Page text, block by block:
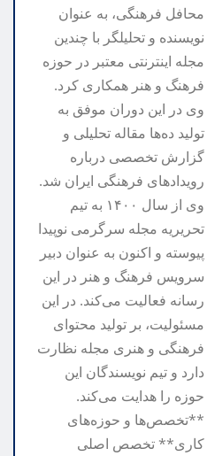
محافل فرهنگی، به عنوان
نویسنده و تحلیلگر با چندین
مجله اینترنتی معتبر در حوزه
فرهنگ و هنر همکاری کرد.
وی در این دوران موفق به
تولید ده‌ها مقاله تحلیلی و
گزارش تخصصی درباره
رویدادهای فرهنگی ایران شد.
وی از سال ۱۴۰۰ به تیم
تحریریه مجله سرگرمی نوپیدا
پیوسته و اکنون به عنوان دبیر
سرویس فرهنگ و هنر در این
رسانه فعالیت می‌کند. در این
مسئولیت، بر تولید محتوای
فرهنگی و هنری مجله نظارت
دارد و تیم نویسندگان این
حوزه را هدایت می‌کند.
**تخصص‌ها و حوزه‌های
کاری** تخصص اصلی